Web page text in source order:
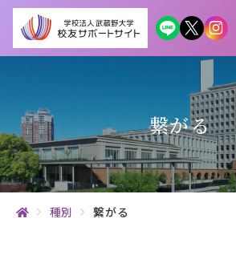
知 る
校友サポートサイトとは
母校について
繋がる
種別 繋がる